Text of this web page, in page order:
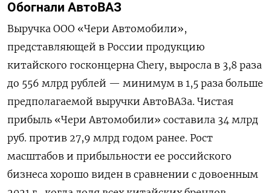
Обогнали АвтоВАЗ
Выручка ООО «Чери Автомобили»,
представляющей в России продукцию
китайского госконцерна Chery, выросла в 3,8 раза
до 556 млрд рублей — минимум в 1,5 раза больше
предполагаемой выручки АвтоВАЗа. Чистая
прибыль «Чери Автомобили» составила 34 млрд
руб. против 27,9 млрд годом ранее. Рост
масштабов и прибыльности ее российского
бизнеса хорошо виден в сравнении с довоенным